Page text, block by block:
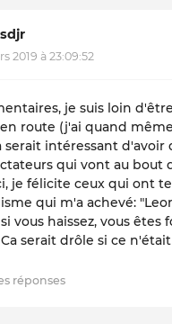
2019 à 23:09:52
je suis loin
route (j'ai quand
serait intéressant d'avoir
qui vont au bout
je félicite ceux qui ont
qui m'a achevé:
vous haissez, vous êtes
serait drôle si ce